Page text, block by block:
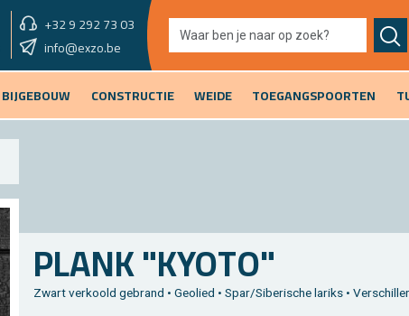
+32 9 292 73 03
showroom vandaag
info@exzo.be 9u - 12u30
BIJGEBOUW CONSTRUCTIE WEIDE TOEGANGSPOORTEN
PLANK "KYOTO"
Zwart ver­koold ge­brand • Ge­o­lied • Spar/Si­be­ri­sche la­riks •